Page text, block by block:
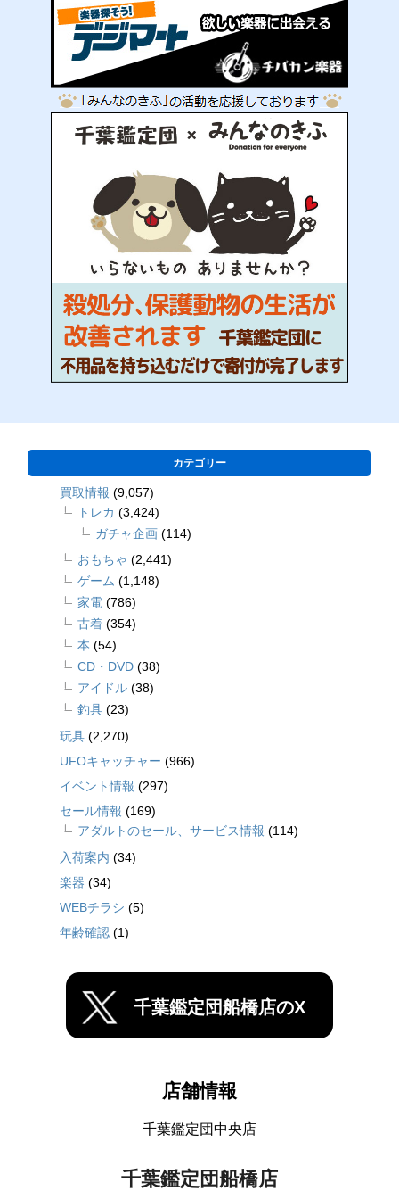
カテゴリー
買取情報 (9,057)
トレカ (3,424)
ガチャ企画 (114)
おもちゃ (2,441)
ゲーム (1,148)
家電 (786)
古着 (354)
本 (54)
CD・DVD (38)
アイドル (38)
釣具 (23)
玩具 (2,270)
UFOキャッチャー (966)
イベント情報 (297)
セール情報 (169)
アダルトのセール、サービス情報 (114)
入荷案内 (34)
楽器 (34)
WEBチラシ (5)
年齢確認 (1)
千葉鑑定団船橋店のX
店舗情報
千葉鑑定団中央店
千葉鑑定団船橋店